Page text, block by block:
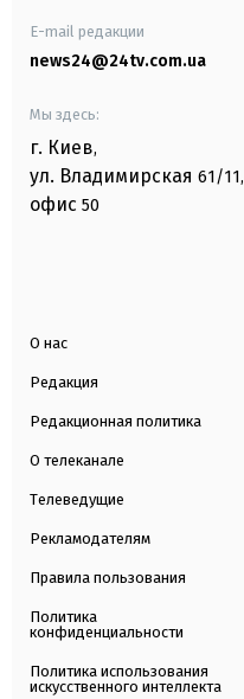
E-mail редакции
news24@24tv.com.ua
Мы здесь:
г. Киев,
ул. Владимирская 61/11,
офис 50
О нас
Редакция
Редакционная политика
О телеканале
Телеведущие
Рекламодателям
Правила пользования
Политика
конфиденциальности
Политика использования
искусственного интеллекта